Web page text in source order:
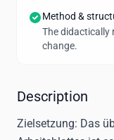
Method &
The didactically
change.
Description
Zielsetzung: Das